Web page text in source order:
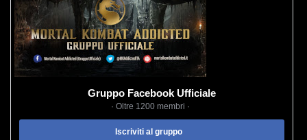
Gruppo Facebook Ufficiale
· Oltre 1200 membri ·
Iscriviti al gruppo